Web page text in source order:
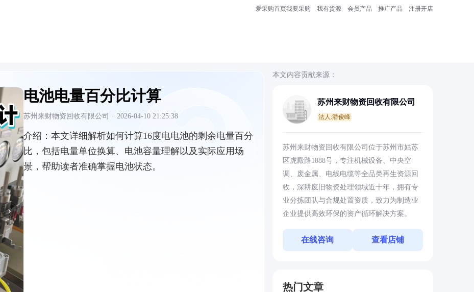
爱采购首页我要采购 我有货源 会员产品 推广产品 注册开店
›
电池电量百分比计算
苏州来财物资回收有限公司 · 2026-04-10 21:25:38
介绍： 本文详细解析如何计算16度电电池的剩余电量百分
比，包括电量单位换算、电池容量理解以及实际应用场
景，帮助读者准确掌握电池状态。
本文内容贡献来源：
苏州来财物资回收有限公司
法人:潘俊峰
苏州来财物资回收有限公司位于苏州市姑苏
区虎殿路1888号，专注机械设备、中央空
调、废金属、电线电缆等全品类再生资源回
收，深耕废旧物资处理领域近十年，拥有专
业分拣团队与合规处置资质，致力为制造业
企业提供高效环保的资产循环解决方案。
在线咨询 查看店铺
热门文章